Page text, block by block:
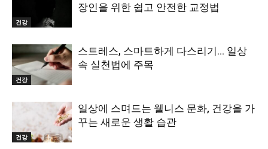
건강
장인을 위한 쉽고 안전한 교정법
건강
스트레스, 스마트하게 다스리기… 일상
속 실천법에 주목
건강
일상에 스며드는 웰니스 문화, 건강을 가
꾸는 새로운 생활 습관